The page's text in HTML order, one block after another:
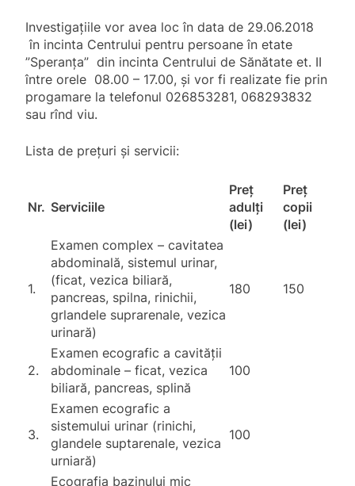
Investigațiile vor avea loc în data de 29.06.2018
în incinta Centrului pentru persoane în etate
”Speranța” din incinta Centrului de Sănătate et. II
între orele 08.00 – 17.00, și vor fi realizate fie prin
progamare la telefonul 026853281, 068293832
sau rînd viu.
Lista de prețuri și servicii:
Nr. Serviciile
Preț
adulți
(lei)
Preț
copii
(lei)
1.
Examen complex – cavitatea
abdominală, sistemul urinar,
(ficat, vezica biliară,
pancreas, spilna, rinichii,
grlandele suprarenale, vezica
urinară)
180 150
2.
Examen ecografic a cavității
abdominale – ficat, vezica
biliară, pancreas, splină
100
3.
Examen ecografic a
sistemului urinar (rinichi,
glandele suptarenale, vezica
urniară)
100
Ecografia bazinului mic